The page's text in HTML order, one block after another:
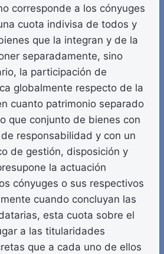
corresponde a los cónyuges
cuota indivisa de todos y
que la integran y de la
separadamente, sino
la participación de
globalmente respecto de la
cuanto patrimonio separado
que conjunto de bienes con
responsabilidad y con un
de gestión, disposición y
la actuación
cónyuges o sus respectivos
cuando concluyan las
esta cuota sobre el
a las titularidades
que a cada uno de ellos